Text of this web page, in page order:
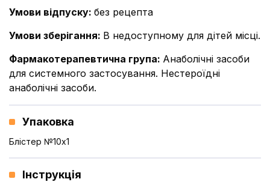
Умови відпуску: без рецепта
Умови зберігання: В недоступному для дітей місці.
Фармакотерапевтична група: Анаболічні засоби
для системного застосування. Нестероїдні
анаболічні засоби.
Упаковка
Блістер №10x1
Інструкція